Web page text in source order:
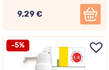
9,29 €
-5%